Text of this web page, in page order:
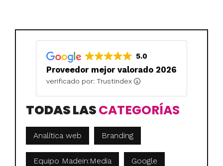
5.0
Proveedor mejor valorado 2026
verificado por: Trustindex
TODAS LASCATEGORÍAS
Analítica web Branding
Equipo Madein:Media Google